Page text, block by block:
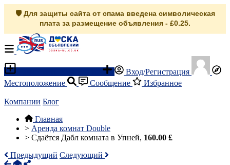
🛡️ Для защиты сайта от спама введена символическая
плата за размещение объявления - £0.25.
Вход/Регистрация
Местоположение
Сообщение Избранное
Компании Блог
Главная
> Аренда комнат Double
> Сдаётся Дабл комната в Упней, 160.00 £
Предыдущий Следующий